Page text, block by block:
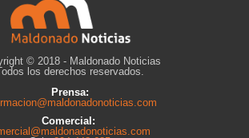
© 2018 - Maldonado Noticias
los derechos reservados.
Prensa:
Comercial: